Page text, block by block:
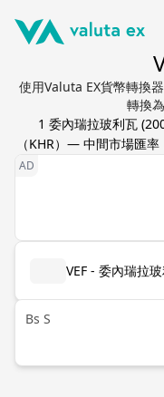
使用Valuta EX貨幣轉換
轉換
1 委內瑞拉玻利瓦
（KHR）— 中間市場匯率
VEF - 委內瑞拉
Bs S